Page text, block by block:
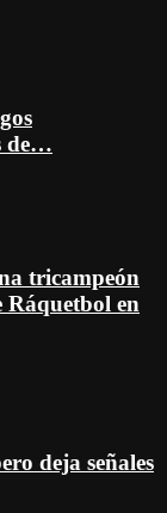
de…
tricampeón
Ráquetbol en
deja señales